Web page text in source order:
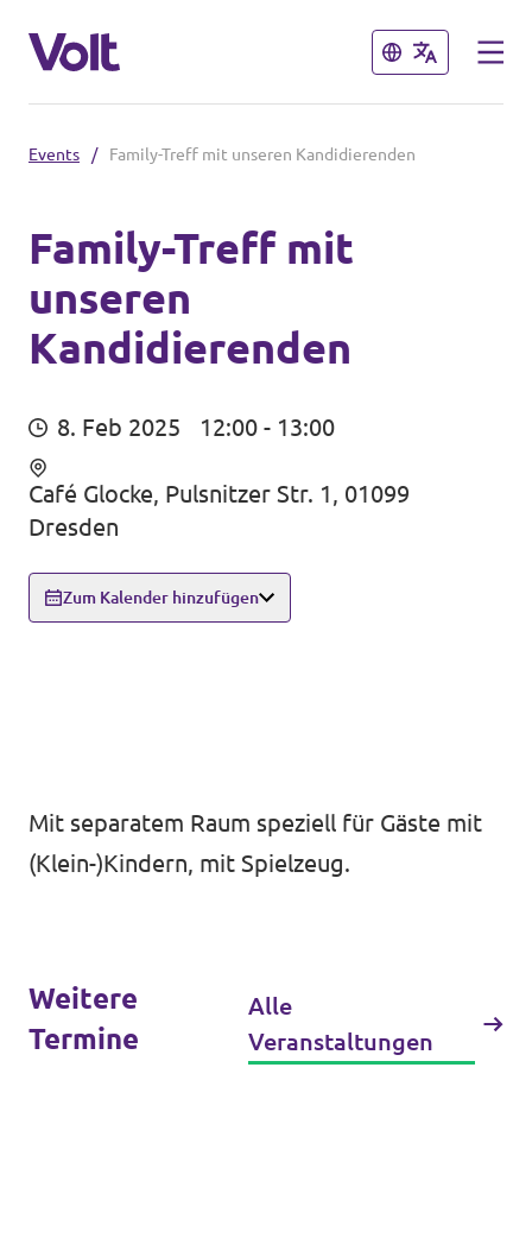
Schließen
Volt in Sachsen
Volt Leipzig
Volt Dresden
Volt Chemnitz
Volt in Deutschland
Volt Deutschland
Volt Deutschland Merchandise Shop
Schließen
Programm
Über Volt
Menschen
Neuigkeiten
Unsere Events
Volt vor Ort
Volt im Stadtrat Dresden
Events / Family-Treff mit unseren Kandidierenden
Family-Treff mit
unseren
Kandidierenden
8. Feb 2025 12:00 - 13:00
Café Glocke, Pulsnitzer Str. 1, 01099
Dresden
Zum Kalender hinzufügen
Mit separatem Raum speziell für Gäste mit
(Klein-)Kindern, mit Spielzeug.
Weitere
Termine
Alle
Veranstaltungen